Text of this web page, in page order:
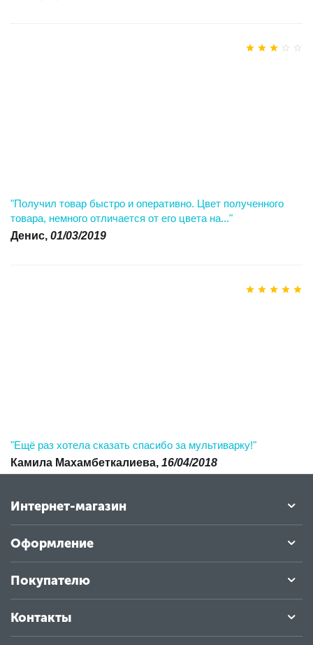
"Получил товар быстро и оперативно. Цвет полученного
товара, немного отличается от его цвета на..."
Денис, 01/03/2019
"Ещё раз хотела сказать спасибо за мультиварку!"
Камила Махамбеткалиева, 16/04/2018
Интернет-магазин
Оформление
Покупателю
Контакты